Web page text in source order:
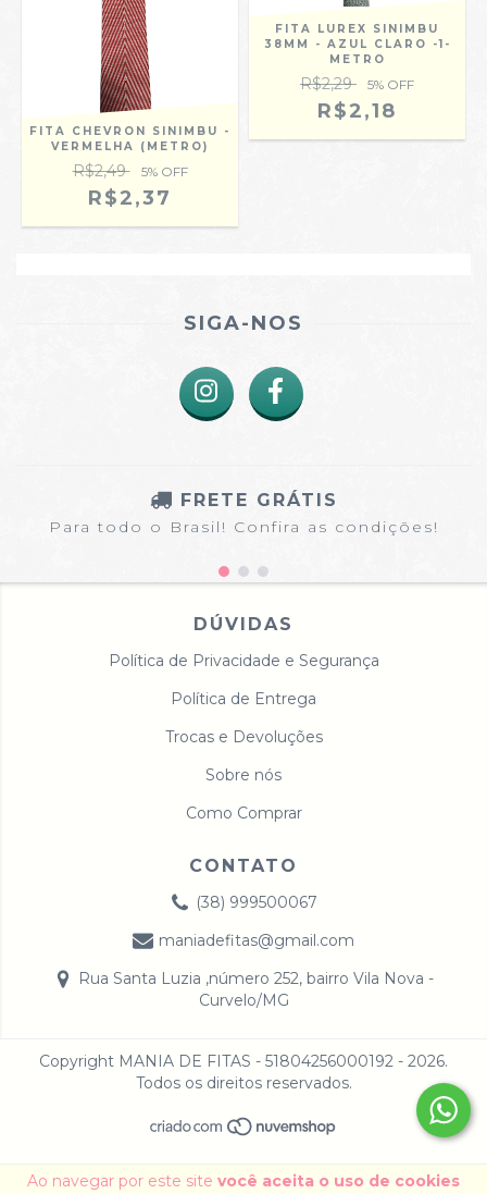
Ao navegar por este site você aceita o uso de cookies
FITA CHEVRON SINIMBU -
VERMELHA (METRO)
R$2,49 5% OFF
R$2,37
FITA LUREX SINIMBU
38MM - AZUL CLARO -1-
METRO
R$2,29 5% OFF
R$2,18
SIGA-NOS
FRETE GRÁTIS
Para todo o Brasil! Confira as condições!
DÚVIDAS
Política de Privacidade e Segurança
Política de Entrega
Trocas e Devoluções
Sobre nós
Como Comprar
CONTATO
(38) 999500067
maniadefitas@gmail.com
Rua Santa Luzia ,número 252, bairro Vila Nova -
Curvelo/MG
Copyright MANIA DE FITAS - 51804256000192 - 2026.
Todos os direitos reservados.